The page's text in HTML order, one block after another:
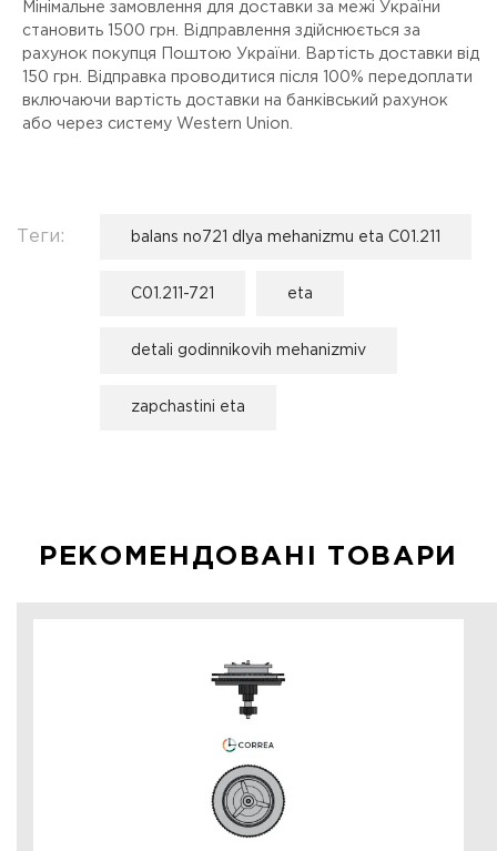
Мінімальне замовлення для доставки за межі України
становить 1500 грн. Відправлення здійснюється за
рахунок покупця Поштою України. Вартість доставки від
150 грн. Відправка проводитися після 100% передоплати
включаючи вартість доставки на банківський рахунок
або через систему Western Union.
Теги: balans no721 dlya mehanizmu eta C01.211
C01.211-721 eta
detali godinnikovih mehanizmiv
zapchastini eta
РЕКОМЕНДОВАНІ ТОВАРИ